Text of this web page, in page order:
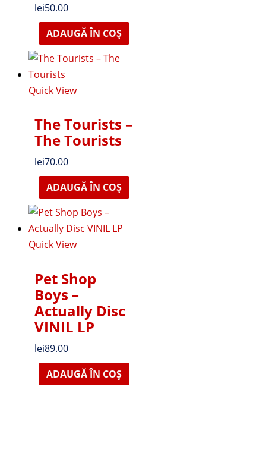
lei50.00
ADAUGĂ ÎN COȘ
Quick View
The Tourists –
The Tourists
lei70.00
ADAUGĂ ÎN COȘ
Quick View
Pet Shop
Boys ‎–
Actually Disc
VINIL LP
lei89.00
ADAUGĂ ÎN COȘ